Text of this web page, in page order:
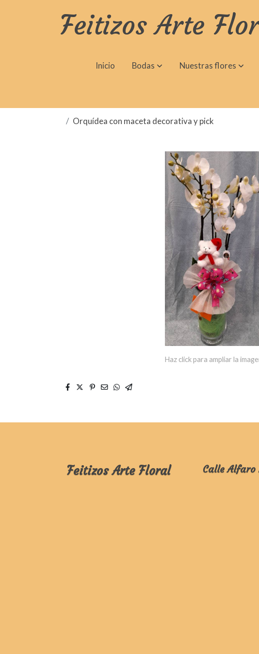
Feitizos Arte
Inicio Bodas Nuestras flores
Orquídea con maceta decorativa y pick
Haz click para ampliar la
Feitizos Arte Floral Calle Alfaro